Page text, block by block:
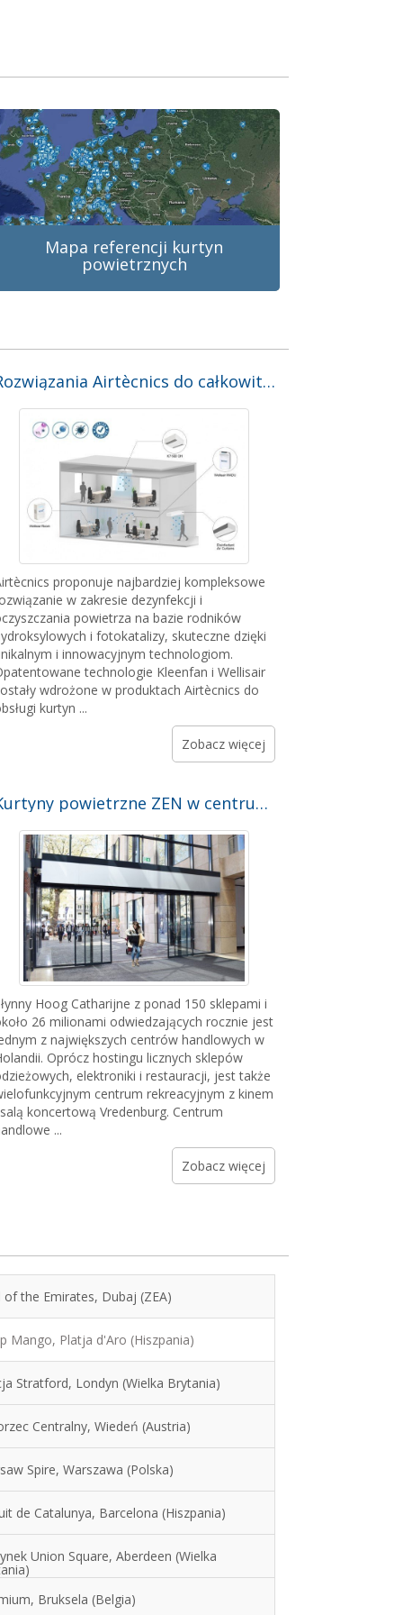
Mapa referencji kurtyn
powietrznych
Rozwiązania Airtècnics do całkowitej dezynfekcji i oczyszczania powietrza i powierzchni na bazie rodników hydroksylowych
proponuje najbardziej kompleksowe
w zakresie dezynfekcji i
powietrza na bazie rodników
i fotokatalizy, skuteczne dzięki
i innowacyjnym technologiom.
technologie Kleenfan i Wellisair
wdrożone w produktach Airtècnics do
kurtyn ...
Zobacz więcej
Kurtyny powietrzne ZEN w centrum handlowym Hoog Catharijne w Utrechcie w Holandii
Hoog Catharijne z ponad 150 sklepami i
26 milionami odwiedzających rocznie jest
z największych centrów handlowych w
Oprócz hostingu licznych sklepów
elektroniki i restauracji, jest także
centrum rekreacyjnym z kinem
koncertową Vredenburg. Centrum
...
Zobacz więcej
of the Emirates, Dubaj (ZEA)
Mango, Platja d'Aro (Hiszpania)
Stratford, Londyn (Wielka Brytania)
Centralny, Wiedeń (Austria)
Spire, Warszawa (Polska)
de Catalunya, Barcelona (Hiszpania)
Union Square, Aberdeen (Wielka
Bruksela (Belgia)